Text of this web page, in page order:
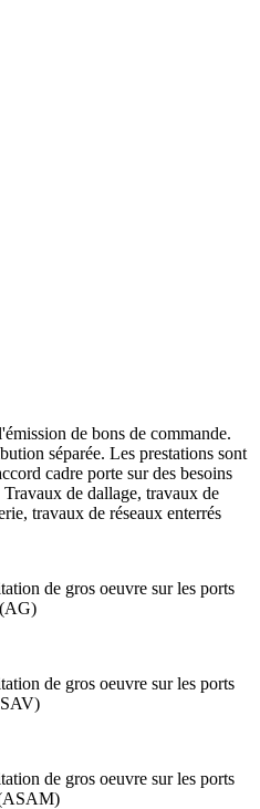
de bons de commande.
séparée. Les prestations sont
cadre porte sur des besoins
de dallage, travaux de
travaux de réseaux enterrés
de gros oeuvre sur les ports
de gros oeuvre sur les ports
de gros oeuvre sur les ports
(ASAM)